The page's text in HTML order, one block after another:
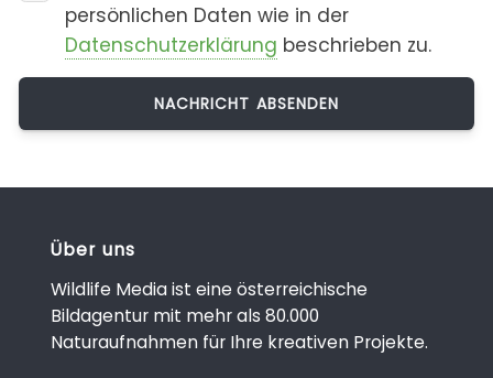
persönlichen Daten wie in der
Datenschutzerklärung beschrieben zu.
Über uns
Wildlife Media ist eine österreichische
Bildagentur mit mehr als 80.000
Naturaufnahmen für Ihre kreativen Projekte.